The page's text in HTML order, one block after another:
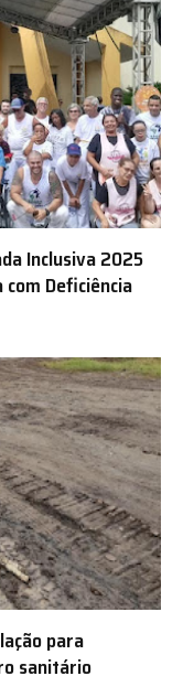
Inclusiva 2025
com Deficiência
para
sanitário